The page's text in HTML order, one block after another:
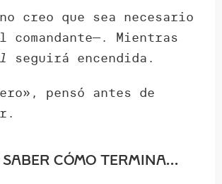
creo que sea necesario
comandante—. Mientras
seguirá encendida.
pensó antes de
saber cómo termina…